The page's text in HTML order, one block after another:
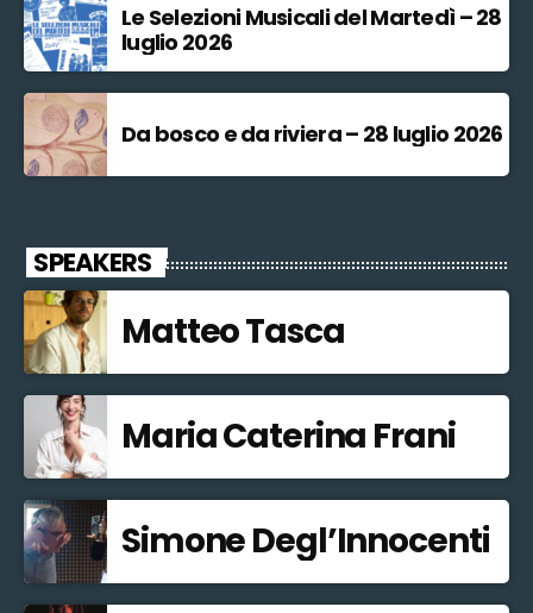
Le Selezioni Musicali del Martedì – 28
luglio 2026
Da bosco e da riviera – 28 luglio 2026
SPEAKERS
Matteo Tasca
Maria Caterina Frani
Simone Degl’Innocenti